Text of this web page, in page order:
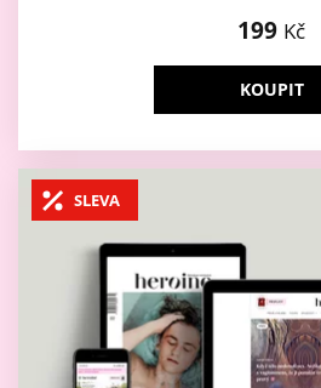
199 Kč
KOUPIT
SLEVA